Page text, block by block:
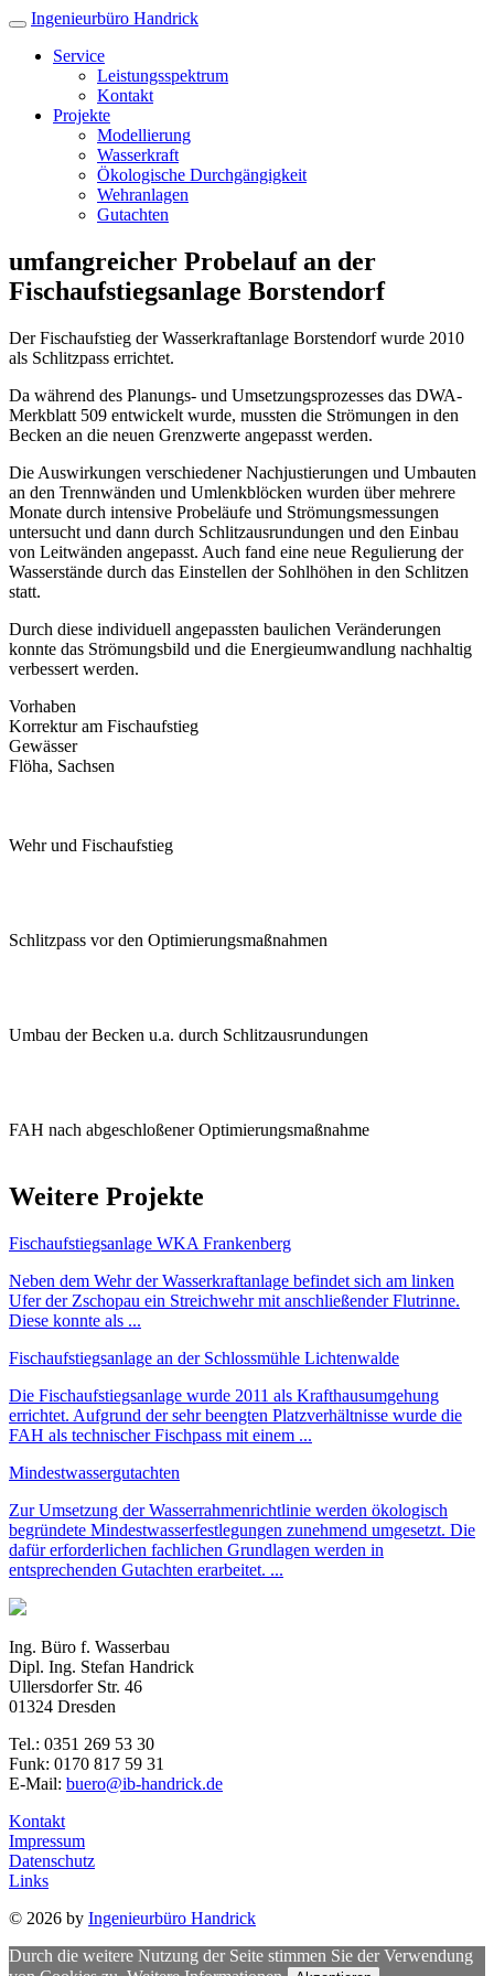
Ingenieurbüro Handrick
Service
Leistungsspektrum
Kontakt
Projekte
Modellierung
Wasserkraft
Ökologische Durchgängigkeit
Wehranlagen
Gutachten
umfangreicher Probelauf an der
Fischaufstiegsanlage Borstendorf
Der Fischaufstieg der Wasserkraftanlage Borstendorf wurde 2010
als Schlitzpass errichtet.
Da während des Planungs- und Umsetzungsprozesses das DWA-
Merkblatt 509 entwickelt wurde, mussten die Strömungen in den
Becken an die neuen Grenzwerte angepasst werden.
Die Auswirkungen verschiedener Nachjustierungen und Umbauten
an den Trennwänden und Umlenkblöcken wurden über mehrere
Monate durch intensive Probeläufe und Strömungsmessungen
untersucht und dann durch Schlitzausrundungen und den Einbau
von Leitwänden angepasst. Auch fand eine neue Regulierung der
Wasserstände durch das Einstellen der Sohlhöhen in den Schlitzen
statt.
Durch diese individuell angepassten baulichen Veränderungen
konnte das Strömungsbild und die Energieumwandlung nachhaltig
verbessert werden.
Vorhaben
Korrektur am Fischaufstieg
Gewässer
Flöha, Sachsen
Wehr und Fischaufstieg
Schlitzpass vor den Optimierungsmaßnahmen
Umbau der Becken u.a. durch Schlitzausrundungen
FAH nach abgeschloßener Optimierungsmaßnahme
Weitere Projekte
Fischaufstiegsanlage WKA Frankenberg
Neben dem Wehr der Wasserkraftanlage befindet sich am linken
Ufer der Zschopau ein Streichwehr mit anschließender Flutrinne.
Diese konnte als ...
Fischaufstiegsanlage an der Schlossmühle Lichtenwalde
Die Fischaufstiegsanlage wurde 2011 als Krafthausumgehung
errichtet. Aufgrund der sehr beengten Platzverhältnisse wurde die
FAH als technischer Fischpass mit einem ...
Mindestwassergutachten
Zur Umsetzung der Wasserrahmenrichtlinie werden ökologisch
begründete Mindestwasserfestlegungen zunehmend umgesetzt. Die
dafür erforderlichen fachlichen Grundlagen werden in
entsprechenden Gutachten erarbeitet. ...
Ing. Büro f. Wasserbau
Dipl. Ing. Stefan Handrick
Ullersdorfer Str. 46
01324 Dresden
Tel.: 0351 269 53 30
Funk: 0170 817 59 31
E-Mail: buero@ib-handrick.de
Kontakt
Impressum
Datenschutz
Links
© 2026 by Ingenieurbüro Handrick
Durch die weitere Nutzung der Seite stimmen Sie der Verwendung